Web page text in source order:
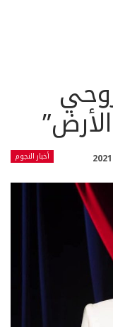
أخبار النجوم